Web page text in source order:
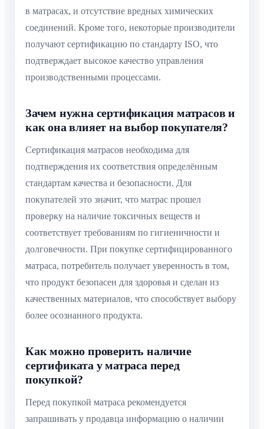
в матрасах, и отсутствие вредных химических
соединений. Кроме того, некоторые производители
получают сертификацию по стандарту ISO, что
подтверждает высокое качество управления
производственными процессами.
Зачем нужна сертификация матрасов и
как она влияет на выбор покупателя?
Сертификация матрасов необходима для
подтверждения их соответствия определённым
стандартам качества и безопасности. Для
покупателей это значит, что матрас прошел
проверку на наличие токсичных веществ и
соответствует требованиям по гигиеничности и
долговечности. При покупке сертифицированного
матраса, потребитель получает уверенность в том,
что продукт безопасен для здоровья и сделан из
качественных материалов, что способствует выбору
более осознанного продукта.
Как можно проверить наличие
сертификата у матраса перед
покупкой?
Перед покупкой матраса рекомендуется
запрашивать у продавца информацию о наличии